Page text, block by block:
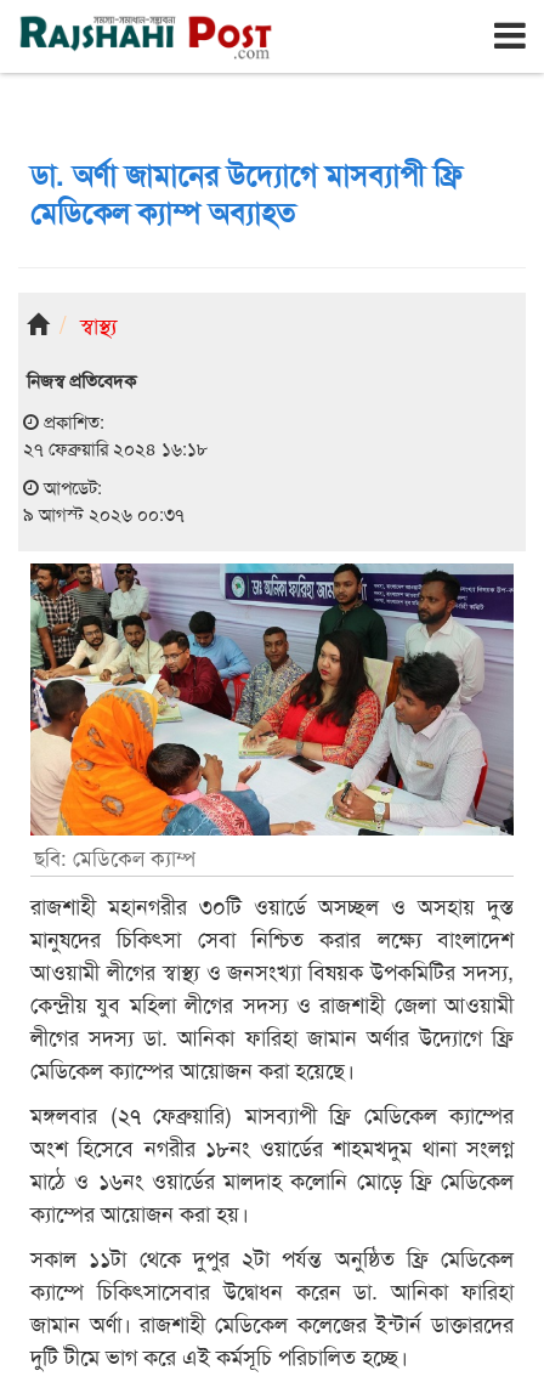
রাজশাহী রবিবার, ৯ই আগস্ট ২০২৬, ২৫শে শ্রাবণ ১৪৩৩
ডা. অর্ণা জামানের উদ্যোগে মাসব্যাপী ফ্রি
মেডিকেল ক্যাম্প অব্যাহত
স্বাস্থ্য
নিজস্ব প্রতিবেদক
প্রকাশিত:
২৭ ফেব্রুয়ারি ২০২৪ ১৬:১৮
আপডেট:
৯ আগস্ট ২০২৬ ০০:৩৭
ছবি: মেডিকেল ক্যাম্প
রাজশাহী মহানগরীর ৩০টি ওয়ার্ডে অসচ্ছল ও অসহায় দুস্ত
মানুষদের চিকিৎসা সেবা নিশ্চিত করার লক্ষ্যে বাংলাদেশ
আওয়ামী লীগের স্বাস্থ্য ও জনসংখ্যা বিষয়ক উপকমিটির সদস্য,
কেন্দ্রীয় যুব মহিলা লীগের সদস্য ও রাজশাহী জেলা আওয়ামী
লীগের সদস্য ডা. আনিকা ফারিহা জামান অর্ণার উদ্যোগে ফ্রি
মেডিকেল ক্যাম্পের আয়োজন করা হয়েছে।
মঙ্গলবার (২৭ ফেব্রুয়ারি) মাসব্যাপী ফ্রি মেডিকেল ক্যাম্পের
অংশ হিসেবে নগরীর ১৮নং ওয়ার্ডের শাহমখদুম থানা সংলগ্ন
মাঠে ও ১৬নং ওয়ার্ডের মালদাহ কলোনি মোড়ে ফ্রি মেডিকেল
ক্যাম্পের আয়োজন করা হয়।
সকাল ১১টা থেকে দুপুর ২টা পর্যন্ত অনুষ্ঠিত ফ্রি মেডিকেল
ক্যাম্পে চিকিৎসাসেবার উদ্বোধন করেন ডা. আনিকা ফারিহা
জামান অর্ণা। রাজশাহী মেডিকেল কলেজের ইন্টার্ন ডাক্তারদের
দুটি টীমে ভাগ করে এই কর্মসূচি পরিচালিত হচ্ছে।